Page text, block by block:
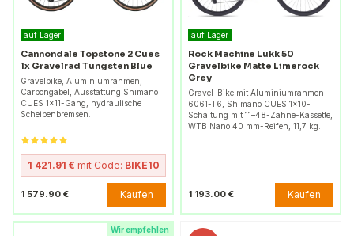
auf Lager
Cannondale Topstone 2 Cues
1x Gravelrad Tungsten Blue
Gravelbike, Aluminiumrahmen,
Carbongabel, Ausstattung Shimano
CUES 1x11-Gang, hydraulische
Scheibenbremsen.
1 421.91 € mit Code: BIKE10
1 579.90 € Kaufen
auf Lager
Rock Machine Lukk 50
Gravelbike Matte Limerock
Grey
Gravel-Bike mit Aluminiumrahmen
6061-T6, Shimano CUES 1x10-
Schaltung mit 11–48-Zähne-Kassette,
WTB Nano 40 mm-Reifen, 11,7 kg.
1 193.00 € Kaufen
Wir empfehlen